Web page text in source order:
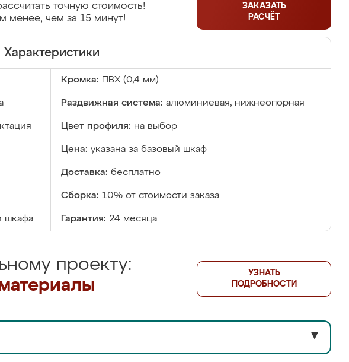
точную стоимость!
менее, чем за 15 минут!
ЗАКАЗАТЬ
РАСЧЁТ
Характеристики
Кромка: ПВХ (0,4 мм)
Раздвижная система: алюминиевая, нижнеопорная
Цвет профиля: на выбор
Цена: указана за базовый шкаф
Доставка: бесплатно
Сборка: 10% от стоимости заказа
шкафа Гарантия: 24 месяца
проекту:
УЗНАТЬ
ПОДРОБНОСТИ
▼